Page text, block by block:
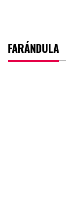
FARÁNDULA